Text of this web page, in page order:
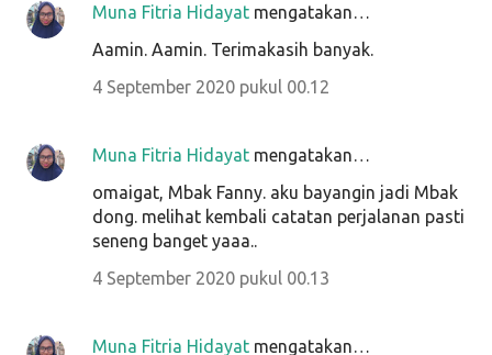
Muna Fitria Hidayat mengatakan…
Aamin. Aamin. Terimakasih banyak.
4 September 2020 pukul 00.12
Muna Fitria Hidayat mengatakan…
omaigat, Mbak Fanny. aku bayangin jadi Mbak
dong. melihat kembali catatan perjalanan pasti
seneng banget yaaa..
4 September 2020 pukul 00.13
Muna Fitria Hidayat mengatakan…